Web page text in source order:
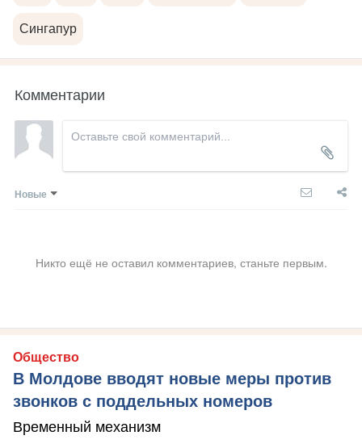
Сингапур
Комментарии
Новые
Никто ещё не оставил комментариев, станьте первым.
Общество
В Молдове вводят новые меры против
звонков с поддельных номеров
Временный механизм